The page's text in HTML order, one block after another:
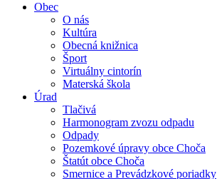
Obec
O nás
Kultúra
Obecná knižnica
Šport
Virtuálny cintorín
Materská škola
Úrad
Tlačivá
Harmonogram zvozu odpadu
Odpady
Pozemkové úpravy obce Choča
Štatút obce Choča
Smernice a Prevádzkové poriadky